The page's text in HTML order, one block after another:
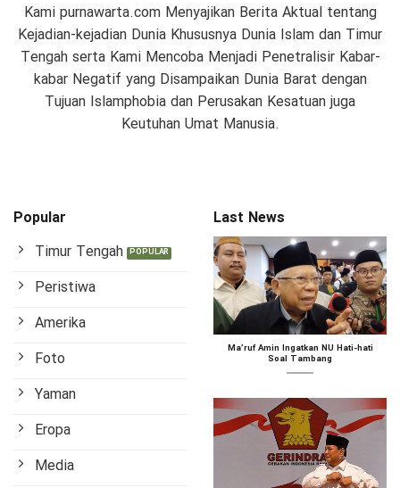
Kami purnawarta.com Menyajikan Berita Aktual tentang
Kejadian-kejadian Dunia Khususnya Dunia Islam dan Timur
Tengah serta Kami Mencoba Menjadi Penetralisir Kabar-
kabar Negatif yang Disampaikan Dunia Barat dengan
Tujuan Islamphobia dan Perusakan Kesatuan juga
Keutuhan Umat Manusia.
Popular
Timur Tengah
Peristiwa
Amerika
Foto
Yaman
Eropa
Media
Last News
Ma’ruf Amin Ingatkan NU Hati-hati
Soal Tambang